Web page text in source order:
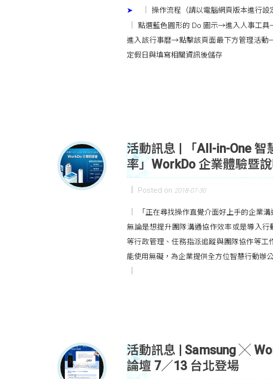
➤
操作流程（請以電腦網頁版本進行設
點選藍色圓形的 Do 圖示→進入人事工
進入該行事曆→點擊該頁面最下方管理活
定假日與填寫相關資訊後儲存
活動訊息 | 「All-in-One 智
率」WorkDo 企業體驗暨
Posted on 2018-07-30
「正在尋找操作直覺介面好上手的企業溝
無論是想提升團隊溝通協作效率或是導入
等行政管理、任務指派追蹤與團隊協作等
能使用無礙，為企業提供全方位智慧行動辦
活動訊息 | Samsung ╳
論壇 7／13 台北登場